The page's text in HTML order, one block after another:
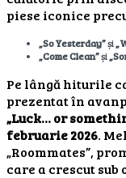
piese iconice
„So Yesterday”și
„Come Clean”și
Pe lângă hiturile
prezentat în
„Luck… or
februarie 2026.
„Roommates”,
care a crescut